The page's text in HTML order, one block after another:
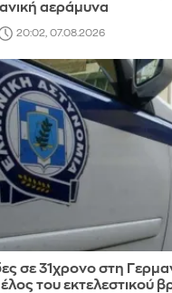
αεράμυνα
20:02, 07.08.2026
σε 31χρονο στη
του εκτελεστικού